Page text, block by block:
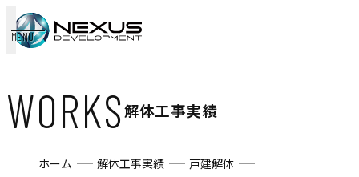
MENU
WORKS解体工事実績
ホーム 解体工事実績
戸建解体